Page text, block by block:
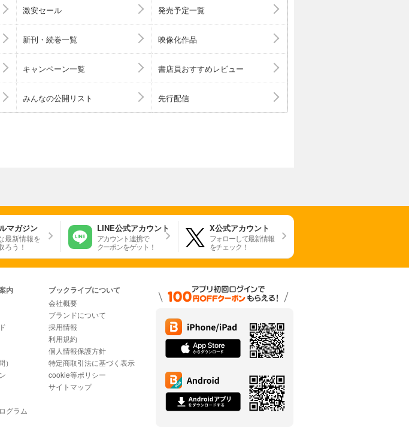
激安セール 発売予定一覧
新刊・続巻一覧 映像化作品
キャンペーン一覧 書店員おすすめレビュー
みんなの公開リスト 先行配信
マガジン
最新情報を
ろう！
LINE公式アカウント
アカウント連携で
クーポンをゲット！
X公式アカウント
フォローして最新情報
をチェック！
内
）
グラム
ブックライブについて
会社概要
ブランドについて
採用情報
利用規約
個人情報保護方針
特定商取引法に基づく表示
cookie等ポリシー
サイトマップ